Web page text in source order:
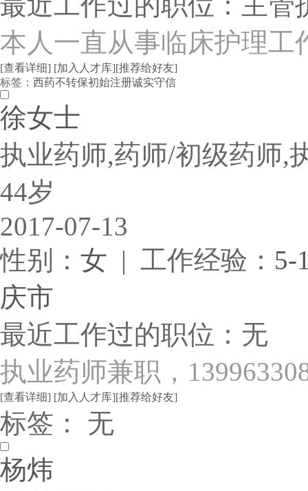
本人一直从事临床护理工
[查看详细] [加入人才库][推荐给好友]
标签： 西药不转保初始注册诚实守信
徐女士
执业药师,药师/初级药师,
44岁
2017-07-13
性别： 女 | 工作经验： 5-
庆市
最近工作过的职位：无
执业药师兼职，
[查看详细] [加入人才库][推荐给好友]
标签： 无
杨炜